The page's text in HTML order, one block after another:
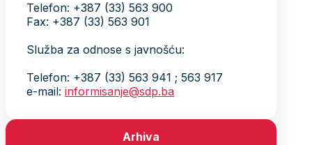
Telefon: +387 (33) 563 900
Fax: +387 (33) 563 901
Služba za odnose s javnošću:
Telefon: +387 (33) 563 941 ; 563 917
e-mail: informisanje@sdp.ba
Arhiva